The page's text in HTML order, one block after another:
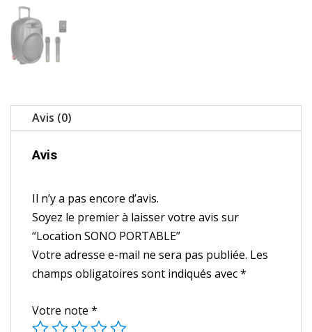
Avis (0)
Avis
Il n’y a pas encore d’avis.
Soyez le premier à laisser votre avis sur
“Location SONO PORTABLE”
Votre adresse e-mail ne sera pas publiée. Les
champs obligatoires sont indiqués avec*
Votre note *